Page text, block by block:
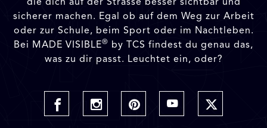
sicherer machen. Egal ob auf dem Weg zur Arbeit
oder zur Schule, beim Sport oder im Nachtleben.
Bei MADE VISIBLE® by TCS findest du genau das,
was zu dir passt. Leuchtet ein, oder?